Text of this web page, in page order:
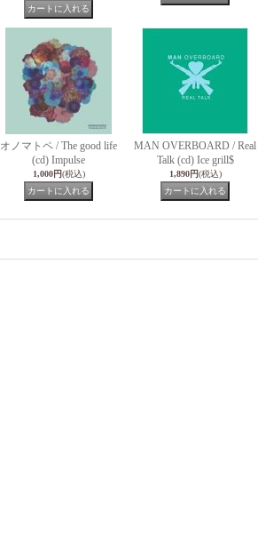
オノマトペ / The good life
(cd) Impulse
1,000円(税込)
MAN OVERBOARD / Real
Talk (cd) Ice grill$
1,890円(税込)